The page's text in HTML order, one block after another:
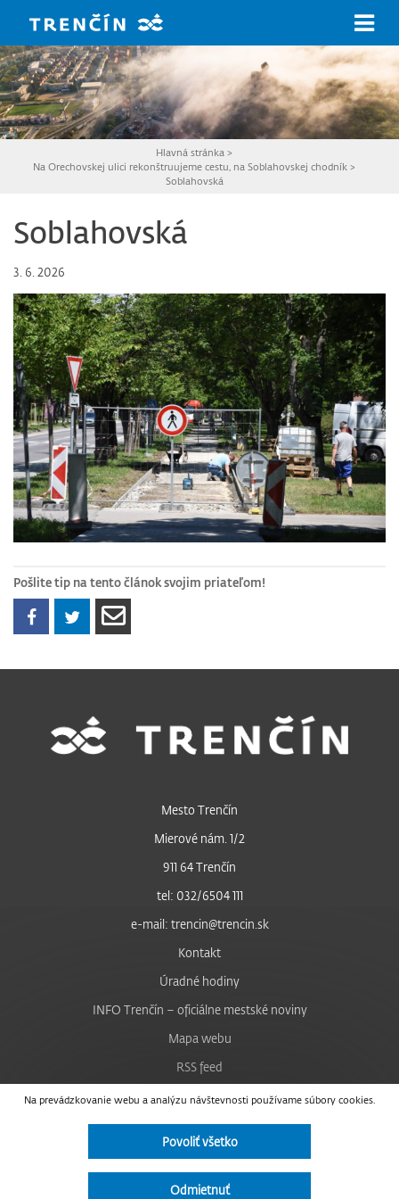
Hlavná stránka >
Na Orechovskej ulici rekonštruujeme cestu, na Soblahovskej chodník >
Soblahovská
Soblahovská
3. 6. 2026
Pošlite tip na tento článok svojim priateľom!
Na prevádzkovanie webu a analýzu návštevnosti používame súbory cookies.
Povoliť všetko
Odmietnuť
Mesto Trenčín
Mierové nám. 1/2
911 64 Trenčín
tel: 032/6504 111
e-mail: trencin@trencin.sk
Kontakt
Úradné hodiny
INFO Trenčín – oficiálne mestské noviny
Mapa webu
RSS feed
Nastavenie cookies
Facebook
Instagram